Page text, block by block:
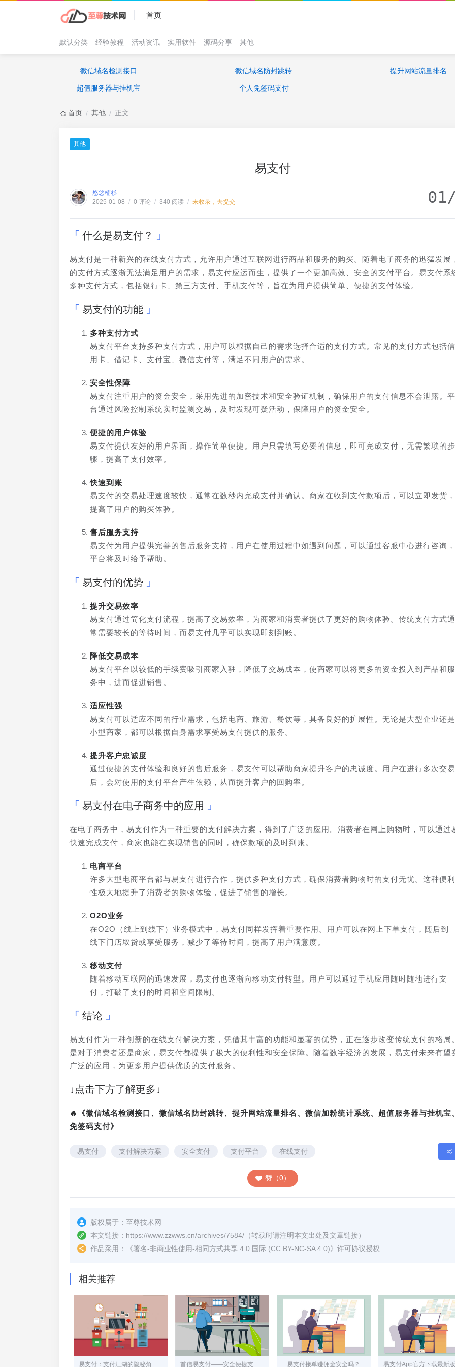
首页
默认分类 经验教程 活动资讯 实用软件 源码分享 其他
微信域名检测接口 微信域名防封跳转 提升网站流量排名
超值服务器与挂机宝 个人免签码支付
首页 / 其他 / 正文
其他
易支付
悠悠楠杉
2025-01-08 / 0 评论 / 340 阅读 / 未收录，去提交
什么是易支付？
易支付是一种新兴的在线支付方式，允许用户通过互联网进行商品和服务的购买。随着电子商务的迅猛发展
的支付方式逐渐无法满足用户的需求，易支付应运而生，提供了一个更加高效、安全的支付平台。易支付系
多种支付方式，包括银行卡、第三方支付、手机支付等，旨在为用户提供简单、便捷的支付体验。
易支付的功能
多种支付方式
易支付平台支持多种支付方式，用户可以根据自己的需求选择合适的支付方式。常见的支付方式包括信
用卡、借记卡、支付宝、微信支付等，满足不同用户的需求。
安全性保障
易支付注重用户的资金安全，采用先进的加密技术和安全验证机制，确保用户的支付信息不会泄露。平
台通过风险控制系统实时监测交易，及时发现可疑活动，保障用户的资金安全。
便捷的用户体验
易支付提供友好的用户界面，操作简单便捷。用户只需填写必要的信息，即可完成支付，无需繁琐的步
骤，提高了支付效率。
快速到账
易支付的交易处理速度较快，通常在数秒内完成支付并确认。商家在收到支付款项后，可以立即发货，
提高了用户的购买体验。
售后服务支持
易支付为用户提供完善的售后服务支持，用户在使用过程中如遇到问题，可以通过客服中心进行咨询，
平台将及时给予帮助。
易支付的优势
提升交易效率
易支付通过简化支付流程，提高了交易效率，为商家和消费者提供了更好的购物体验。传统支付方式通
常需要较长的等待时间，而易支付几乎可以实现即刻到账。
降低交易成本
易支付平台以较低的手续费吸引商家入驻，降低了交易成本，使商家可以将更多的资金投入到产品和服
务中，进而促进销售。
适应性强
易支付可以适应不同的行业需求，包括电商、旅游、餐饮等，具备良好的扩展性。无论是大型企业还是
小型商家，都可以根据自身需求享受易支付提供的服务。
提升客户忠诚度
通过便捷的支付体验和良好的售后服务，易支付可以帮助商家提升客户的忠诚度。用户在进行多次交易
后，会对使用的支付平台产生依赖，从而提升客户的回购率。
易支付在电子商务中的应用
在电子商务中，易支付作为一种重要的支付解决方案，得到了广泛的应用。消费者在网上购物时，可以通过
快速完成支付，商家也能在实现销售的同时，确保款项的及时到账。
电商平台
许多大型电商平台都与易支付进行合作，提供多种支付方式，确保消费者购物时的支付无忧。这种便利
性极大地提升了消费者的购物体验，促进了销售的增长。
O2O业务
在O2O（线上到线下）业务模式中，易支付同样发挥着重要作用。用户可以在网上下单支付，随后到
线下门店取货或享受服务，减少了等待时间，提高了用户满意度。
移动支付
随着移动互联网的迅速发展，易支付也逐渐向移动支付转型。用户可以通过手机应用随时随地进行支
付，打破了支付的时间和空间限制。
结论
易支付作为一种创新的在线支付解决方案，凭借其丰富的功能和显著的优势，正在逐步改变传统支付的格局
是对于消费者还是商家，易支付都提供了极大的便利性和安全保障。随着数字经济的发展，易支付未来有望
广泛的应用，为更多用户提供优质的支付服务。
↓点击下方了解更多↓
🔥《微信域名检测接口、微信域名防封跳转、提升网站流量排名、微信加粉统计系统、超值服务器与挂机宝
免签码支付》
易支付 支付解决方案 安全支付 支付平台 在线支付
赞（0）
版权属于： 至尊技术网
本文链接： https://www.zzwws.cn/archives/7584/ （转载时请注明本文出处及文章链接）
作品采用：
《署名-非商业性使用-相同方式共享 4.0 国际 (CC BY-NC-SA 4.0)》许可协议授权
相关推荐
易支付：支付江湖的隐秘角落，中小商家的“灰色生命线” 首信易支付——安全便捷支付助手 易支付接单赚佣金安全吗？